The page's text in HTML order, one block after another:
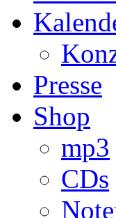
Presse
Shop
mp3
CDs